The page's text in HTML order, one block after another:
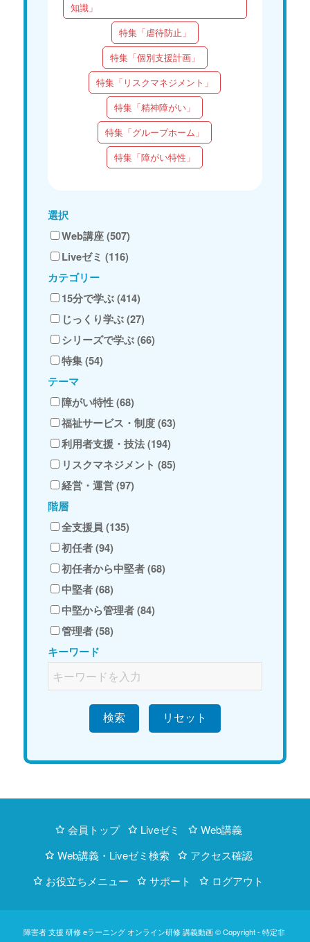
知識」
特集「虐待防止」
特集「個別支援計画」
特集「リスクマネジメント」
特集「精神障がい」
特集「グループホーム」
特集「障がい特性」
選択
Web講座 (507)
Liveゼミ (116)
カテゴリー
15分で学ぶ (414)
じっくり学ぶ (27)
シリーズで学ぶ (66)
特集 (54)
テーマ
障がい特性 (68)
福祉サービス・制度 (63)
利用者支援・技法 (194)
リスクマネジメント (85)
経営・運営 (97)
階層
全支援員 (135)
初任者 (94)
初任者から中堅者 (68)
中堅者 (68)
中堅から管理者 (84)
管理者 (58)
キーワード
検索
会員トップ Liveゼミ
Web講義
Web講義・Liveゼミ検索
アクセス確認
お役立ちメニュー
サポート ログアウト
障害者 支援 研修 eラーニング オンライン研修 講義動画 © Copyright - 特定非